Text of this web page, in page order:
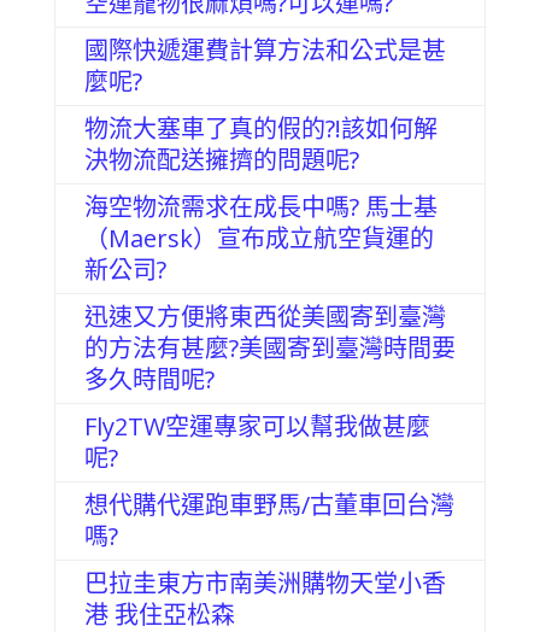
國際快遞運費計算方法和公式是甚
麼呢?
物流大塞車了真的假的?!該如何解
決物流配送擁擠的問題呢?
海空物流需求在成長中嗎? 馬士基
（Maersk）宣布成立航空貨運的
新公司?
迅速又方便將東西從美國寄到臺灣
的方法有甚麼?美國寄到臺灣時間要
多久時間呢?
Fly2TW空運專家可以幫我做甚麼
呢?
想代購代運跑車野馬/古董車回台灣
嗎?
巴拉圭東方市南美洲購物天堂小香
港 我住亞松森